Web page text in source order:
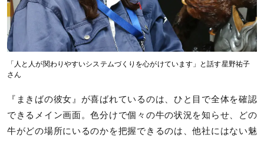
「人と人が関わりやすいシステムづくりを心がけています」と話す星野祐子
さん
『まきばの彼女』が喜ばれているのは、ひと目で全体を確認
できるメイン画面。色分けで個々の牛の状況を知らせ、どの
牛がどの場所にいるのかを把握できるのは、他社にはない魅